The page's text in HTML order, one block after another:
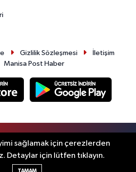
Gizlilik Sözleşmesi
İletişim
Manisa Post Haber
Copyright © 2026. Her hakkı saklıdır.
Yazılımı:
sağlamak için çerezlerden
Detaylar için lütfen tıklayın.
TAMAM